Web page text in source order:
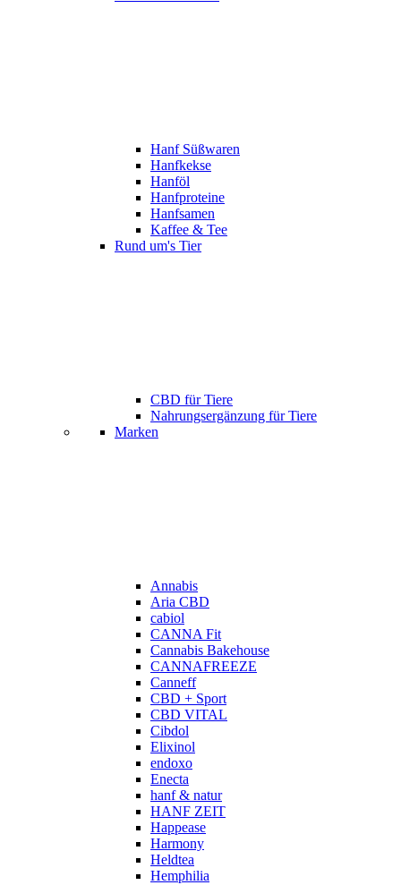
Hanf Süßwaren
Hanfkekse
Hanföl
Hanfproteine
Hanfsamen
Kaffee & Tee
Rund um's Tier
CBD für Tiere
Nahrungsergänzung für Tiere
Marken
Annabis
Aria CBD
cabiol
CANNA Fit
Cannabis Bakehouse
CANNAFREEZE
Canneff
CBD + Sport
CBD VITAL
Cibdol
Elixinol
endoxo
Enecta
hanf & natur
HANF ZEIT
Happease
Harmony
Heldtea
Hemphilia